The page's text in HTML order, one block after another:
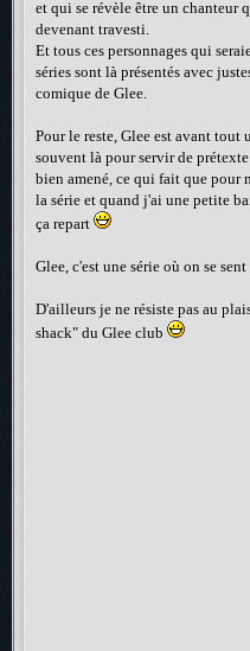
et qui se révèle être un chanteur
devenant travesti.
Et tous ces personnages qui
séries sont là présentés avec
comique de Glee.
Pour le reste, Glee est avant tout
souvent là pour servir de
bien amené, ce qui fait que pour
la série et quand j'ai une petite
ça repart
Glee, c'est une série où on se
D'ailleurs je ne résiste pas au
shack" du Glee club